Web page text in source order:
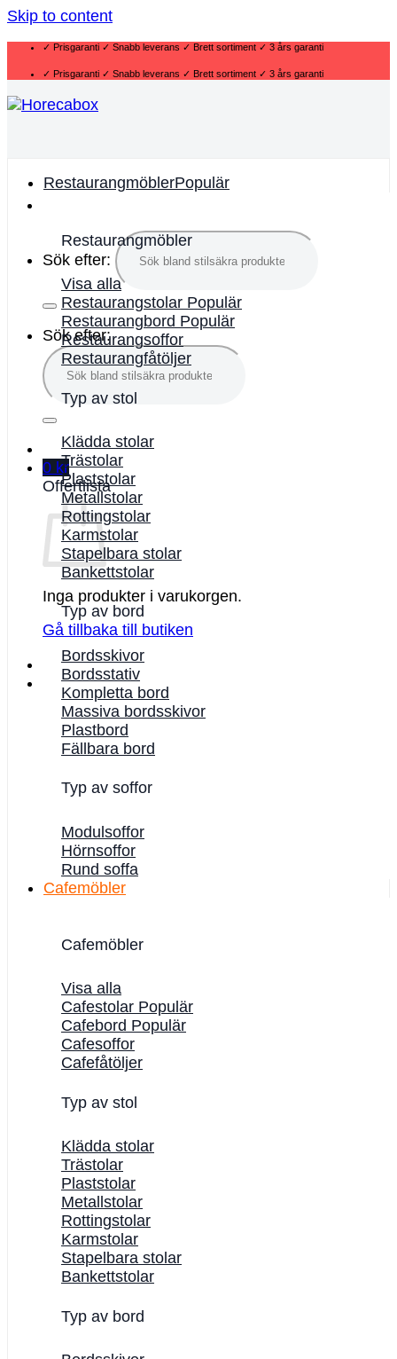
Skip to content
✓ Prisgaranti ✓ Snabb leverans ✓ Brett sortiment ✓ 3 års garanti
✓ Prisgaranti ✓ Snabb leverans ✓ Brett sortiment ✓ 3 års garanti
Sök efter:
Sök efter:
0 kr
Offertlista
Inga produkter i varukorgen.
Gå tillbaka till butiken
Restaurangmöbler
Restaurangmöbler
Visa alla
Restaurangstolar
Restaurangbord
Restaurangsoffor
Restaurangfåtöljer
Typ av stol
Klädda stolar
Trästolar
Plaststolar
Metallstolar
Rottingstolar
Karmstolar
Stapelbara stolar
Bankettstolar
Typ av bord
Bordsskivor
Bordsstativ
Kompletta bord
Massiva bordsskivor
Plastbord
Fällbara bord
Typ av soffor
Modulsoffor
Hörnsoffor
Rund soffa
Cafemöbler
Cafemöbler
Visa alla
Cafestolar
Cafebord
Cafesoffor
Cafefåtöljer
Typ av stol
Klädda stolar
Trästolar
Plaststolar
Metallstolar
Rottingstolar
Karmstolar
Stapelbara stolar
Bankettstolar
Typ av bord